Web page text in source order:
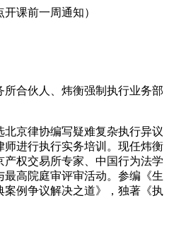
课前一周通知）
合伙人、炜衡强制执行业务部
京律协编写疑难复杂执行异议
进行执行实务培训。现任炜衡
权交易所专家、中国行为法学
高院庭审评审活动。参编《生
例争议解决之道》，独著《执